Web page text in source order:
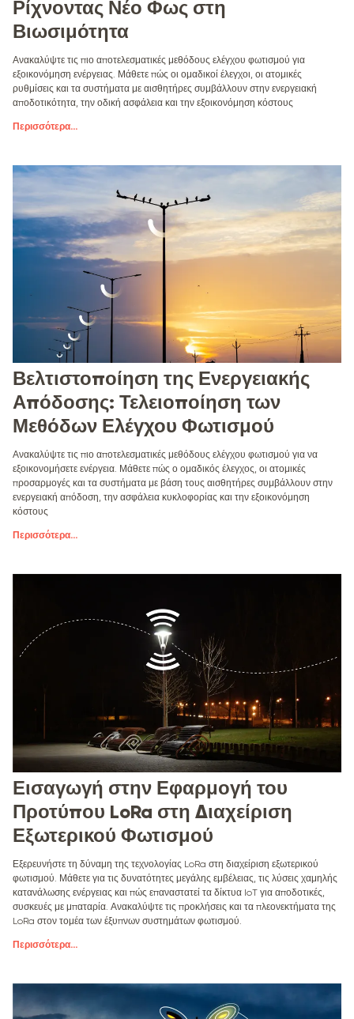
Ρίχνοντας Νέο Φως στη
Βιωσιμότητα
Ανακαλύψτε τις πιο αποτελεσματικές μεθόδους ελέγχου φωτισμού για
εξοικονόμηση ενέργειας. Μάθετε πώς οι ομαδικοί έλεγχοι, οι ατομικές
ρυθμίσεις και τα συστήματα με αισθητήρες συμβάλλουν στην ενεργειακή
αποδοτικότητα, την οδική ασφάλεια και την εξοικονόμηση κόστους
Περισσότερα...
Βελτιστοποίηση της Ενεργειακής
Απόδοσης: Τελειοποίηση των
Μεθόδων Ελέγχου Φωτισμού
Ανακαλύψτε τις πιο αποτελεσματικές μεθόδους ελέγχου φωτισμού για να
εξοικονομήσετε ενέργεια. Μάθετε πώς ο ομαδικός έλεγχος, οι ατομικές
προσαρμογές και τα συστήματα με βάση τους αισθητήρες συμβάλλουν στην
ενεργειακή απόδοση, την ασφάλεια κυκλοφορίας και την εξοικονόμηση
κόστους
Περισσότερα...
Εισαγωγή στην Εφαρμογή του
Προτύπου LoRa στη Διαχείριση
Εξωτερικού Φωτισμού
Εξερευνήστε τη δύναμη της τεχνολογίας LoRa στη διαχείριση εξωτερικού
φωτισμού. Μάθετε για τις δυνατότητες μεγάλης εμβέλειας, τις λύσεις χαμηλής
κατανάλωσης ενέργειας και πώς επαναστατεί τα δίκτυα IoT για αποδοτικές,
συσκευές με μπαταρία. Ανακαλύψτε τις προκλήσεις και τα πλεονεκτήματα της
LoRa στον τομέα των έξυπνων συστημάτων φωτισμού.
Περισσότερα...